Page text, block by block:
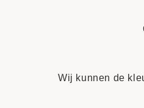
Wij kunnen de